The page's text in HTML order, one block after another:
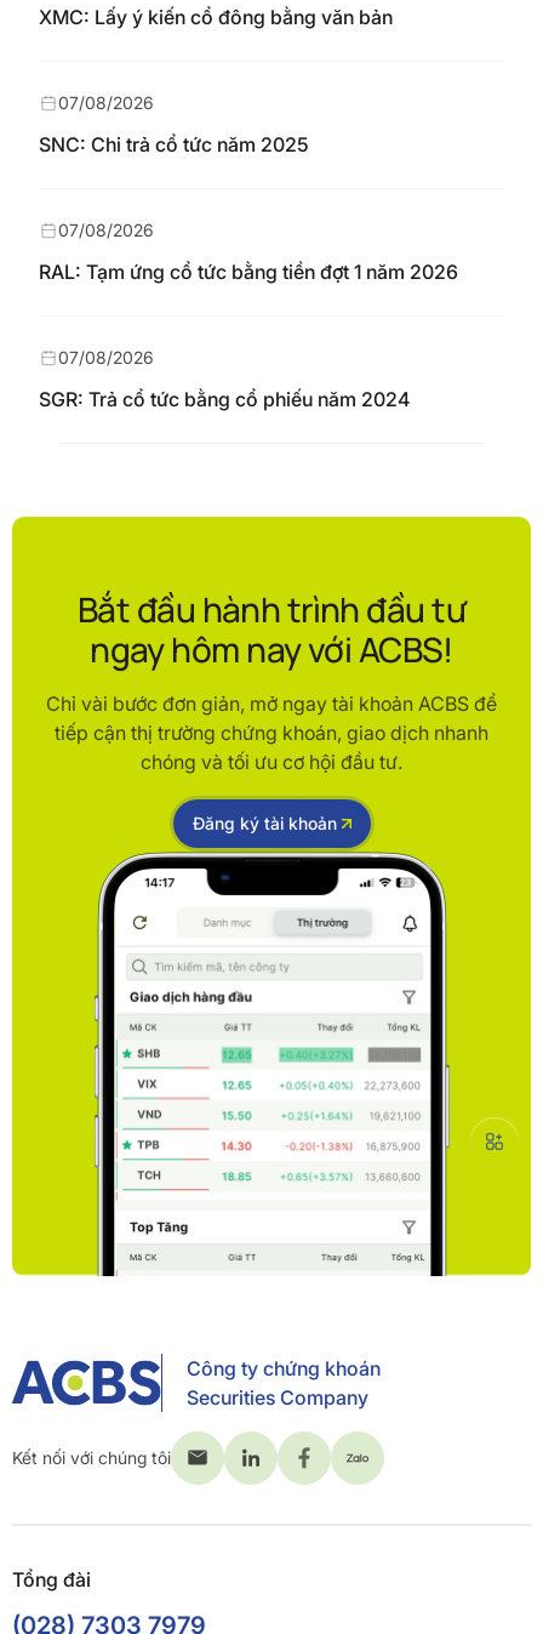
XMC: Lấy ý kiến cổ đông bằng văn bản
SNC: Chi trả cổ tức năm 2025
07/08/2026
RAL: Tạm ứng cổ tức bằng tiền đợt 1 năm 2026
07/08/2026
SGR: Trả cổ tức bằng cổ phiếu năm 2024
07/08/2026
Bắt đầu hành trình đầu tư
ngay hôm nay với ACBS!
Chỉ vài bước đơn giản, mở ngay tài khoản ACBS để
tiếp cận thị trường chứng khoán, giao dịch nhanh
chóng và tối ưu cơ hội đầu tư.
Đăng ký tài khoản
Công ty chứng khoán
Securities Company
Kết nối với chúng tôi
Tổng đài
(028) 7303 7979